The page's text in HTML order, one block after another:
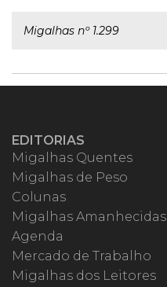
Migalhas nº 1.299
EDITORIAS
Migalhas Quentes
Migalhas de Peso
Colunas
Migalhas Amanhecidas
Agenda
Mercado de Trabalho
Migalhas dos Leitores